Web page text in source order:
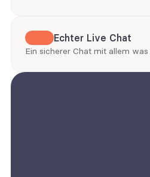
Echter Live Chat
Ein sicherer Chat mit allem